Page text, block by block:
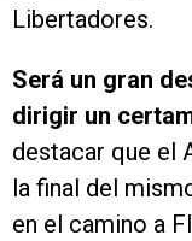
Libertadores.
Será un gran
dirigir un
destacar que el
la final del
en el camino a